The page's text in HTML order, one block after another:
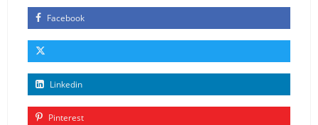
Facebook
Linkedin
Pinterest